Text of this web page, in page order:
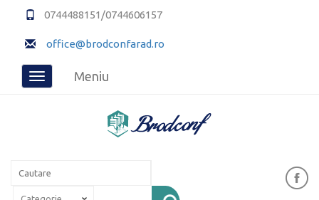
0744488151/0744606157
office@brodconfarad.ro
Toggle
Meniu